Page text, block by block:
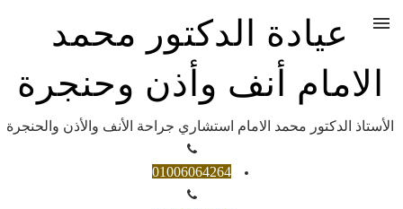
عيادة الدكتور محمد
الامام أنف وأذن وحنجرة
الأستاذ الدكتور محمد الامام استشاري جراحة الأنف والأذن والحنجرة
01006064264